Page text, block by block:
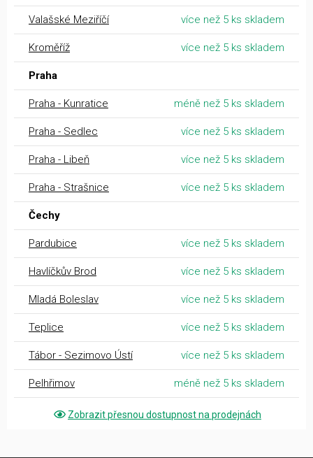
Valašské Meziříčí více než 5 ks skladem
Kroměříž více než 5 ks skladem
Praha
Praha - Kunratice méně než 5 ks skladem
Praha - Sedlec více než 5 ks skladem
Praha - Libeň více než 5 ks skladem
Praha - Strašnice více než 5 ks skladem
Čechy
Pardubice více než 5 ks skladem
Havlíčkův Brod více než 5 ks skladem
Mladá Boleslav více než 5 ks skladem
Teplice více než 5 ks skladem
Tábor - Sezimovo Ústí více než 5 ks skladem
Pelhřimov méně než 5 ks skladem
Zobrazit přesnou dostupnost na prodejnách